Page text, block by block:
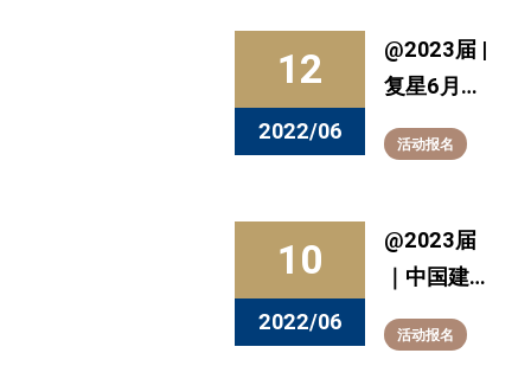
12
2022/06
@2023届 |
复星6月实
习岗位大公
开！投资，
战略......速
速递出简历
活动报名
10
2022/06
@2023届
｜中国建设
银行2022
年度暑期实
活动报名